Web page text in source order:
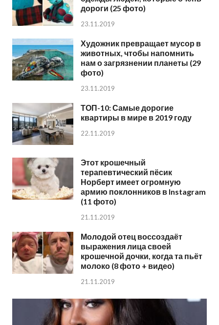
дороги (25 фото)
23.11.2019
Художник превращает мусор в
животных, чтобы напомнить
нам о загрязнении планеты (29
фото)
23.11.2019
ТОП-10: Самые дорогие
квартиры в мире в 2019 году
22.11.2019
Этот крошечный
терапевтический пёсик
Норберт имеет огромную
армию поклонников в Instagram
(11 фото)
21.11.2019
Молодой отец воссоздаёт
выражения лица своей
крошечной дочки, когда та пьёт
молоко (8 фото + видео)
21.11.2019